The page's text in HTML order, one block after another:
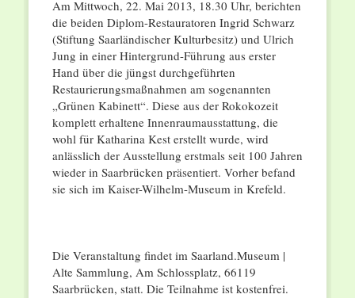
Am Mittwoch, 22. Mai 2013, 18.30 Uhr, berichten
die beiden Diplom-Restauratoren Ingrid Schwarz
(Stiftung Saarländischer Kulturbesitz) und Ulrich
Jung in einer Hintergrund-Führung aus erster
Hand über die jüngst durchgeführten
Restaurierungsmaßnahmen am sogenannten
„Grünen Kabinett“. Diese aus der Rokokozeit
komplett erhaltene Innenraumausstattung, die
wohl für Katharina Kest erstellt wurde, wird
anlässlich der Ausstellung erstmals seit 100 Jahren
wieder in Saarbrücken präsentiert. Vorher befand
sie sich im Kaiser-Wilhelm-Museum in Krefeld.
Die Veranstaltung findet im Saarland.Museum |
Alte Sammlung, Am Schlossplatz, 66119
Saarbrücken, statt. Die Teilnahme ist kostenfrei.